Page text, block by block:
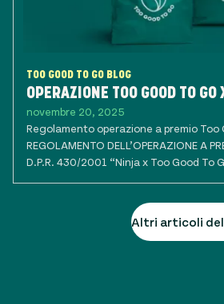
TOO GOOD TO GO BLOG
OPERAZIONE TOO GOOD TO
novembre 20, 2025
Regolamento operazione a premio Too
REGOLAMENTO DELL’OPERAZIONE A
D.P.R. 430/2001 “Ninja x Too Good To
Altri articoli